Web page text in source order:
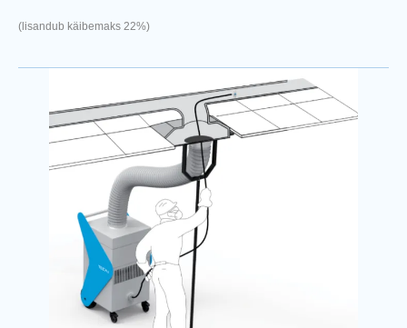
(lisandub käibemaks 22%)